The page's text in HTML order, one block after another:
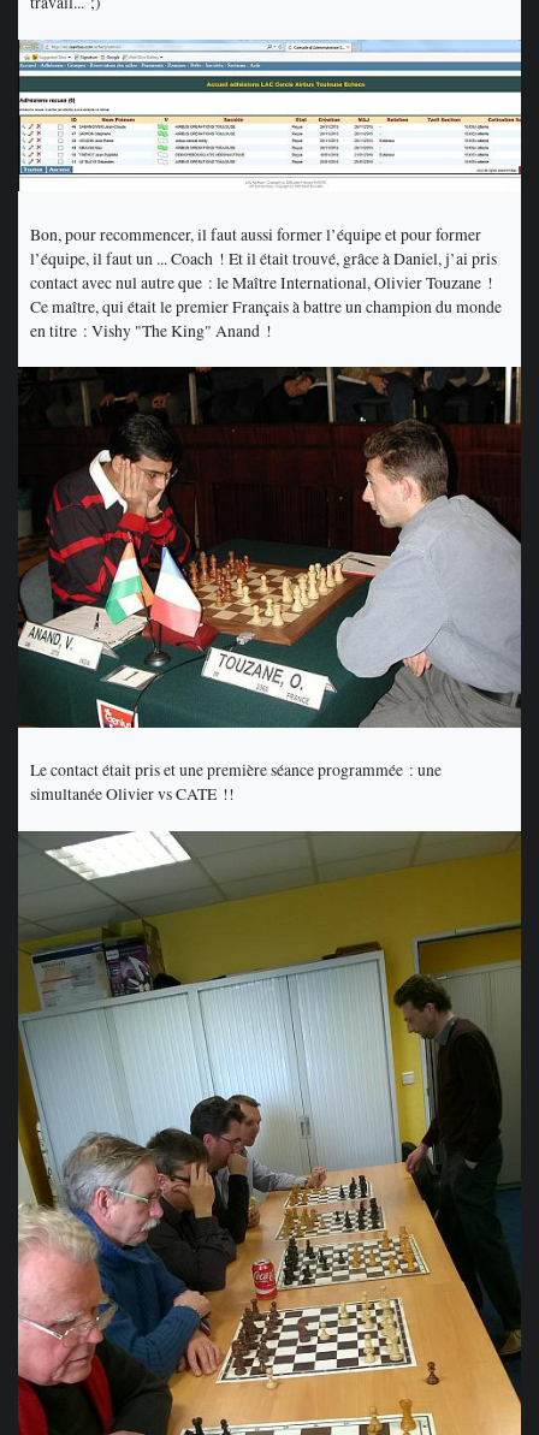
Bon, pour recommencer, il faut aussi former l’équipe et pour former
l’équipe, il faut un ... Coach ! Et il était trouvé, grâce à Daniel, j’ai pris
contact avec nul autre que : le Maître International, Olivier Touzane !
Ce maître, qui était le premier Français à battre un champion du monde
en titre : Vishy "The King" Anand !
Le contact était pris et une première séance programmée : une
simultanée Olivier vs CATE !!